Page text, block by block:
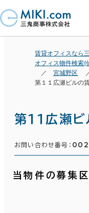
賃貸オフィスなら
オフィス物件検索(
宮城野区
第１１広瀬ビルの
第１１広瀬ビ
お問い合わせ番号：
当物件の募集